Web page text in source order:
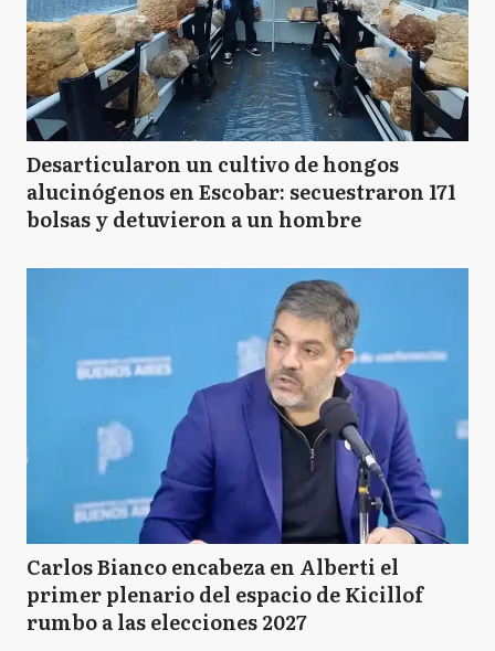
Desarticularon un cultivo de hongos
alucinógenos en Escobar: secuestraron 171
bolsas y detuvieron a un hombre
Carlos Bianco encabeza en Alberti el
primer plenario del espacio de Kicillof
rumbo a las elecciones 2027